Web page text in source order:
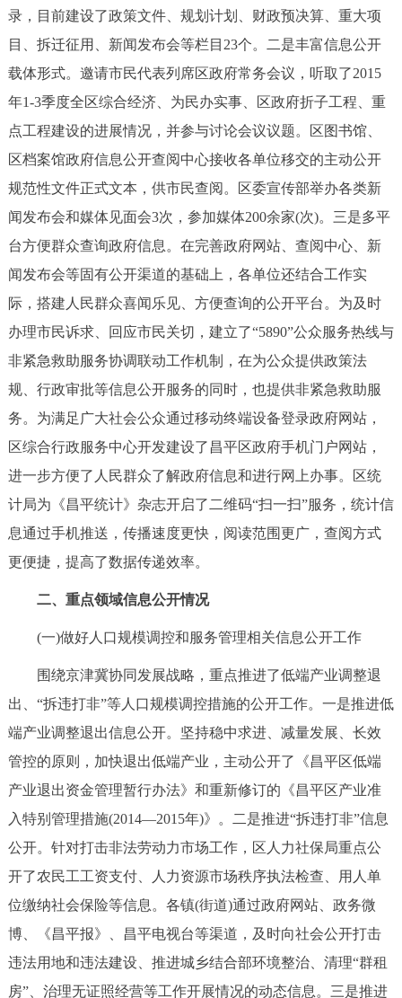
录，目前建设了政策文件、规划计划、财政预决算、重大项
目、拆迁征用、新闻发布会等栏目23个。二是丰富信息公开
载体形式。邀请市民代表列席区政府常务会议，听取了2015
年1-3季度全区综合经济、为民办实事、区政府折子工程、重
点工程建设的进展情况，并参与讨论会议议题。区图书馆、
区档案馆政府信息公开查阅中心接收各单位移交的主动公开
规范性文件正式文本，供市民查阅。区委宣传部举办各类新
闻发布会和媒体见面会3次，参加媒体200余家(次)。三是多平
台方便群众查询政府信息。在完善政府网站、查阅中心、新
闻发布会等固有公开渠道的基础上，各单位还结合工作实
际，搭建人民群众喜闻乐见、方便查询的公开平台。为及时
办理市民诉求、回应市民关切，建立了“5890”公众服务热线与
非紧急救助服务协调联动工作机制，在为公众提供政策法
规、行政审批等信息公开服务的同时，也提供非紧急救助服
务。为满足广大社会公众通过移动终端设备登录政府网站，
区综合行政服务中心开发建设了昌平区政府手机门户网站，
进一步方便了人民群众了解政府信息和进行网上办事。区统
计局为《昌平统计》杂志开启了二维码“扫一扫”服务，统计信
息通过手机推送，传播速度更快，阅读范围更广，查阅方式
更便捷，提高了数据传递效率。
二、重点领域信息公开情况
(一)做好人口规模调控和服务管理相关信息公开工作
围绕京津冀协同发展战略，重点推进了低端产业调整退
出、“拆违打非”等人口规模调控措施的公开工作。一是推进低
端产业调整退出信息公开。坚持稳中求进、减量发展、长效
管控的原则，加快退出低端产业，主动公开了《昌平区低端
产业退出资金管理暂行办法》和重新修订的《昌平区产业准
入特别管理措施(2014—2015年)》。二是推进“拆违打非”信息
公开。针对打击非法劳动力市场工作，区人力社保局重点公
开了农民工工资支付、人力资源市场秩序执法检查、用人单
位缴纳社会保险等信息。各镇(街道)通过政府网站、政务微
博、《昌平报》、昌平电视台等渠道，及时向社会公开打击
违法用地和违法建设、推进城乡结合部环境整治、清理“群租
房”、治理无证照经营等工作开展情况的动态信息。三是推进